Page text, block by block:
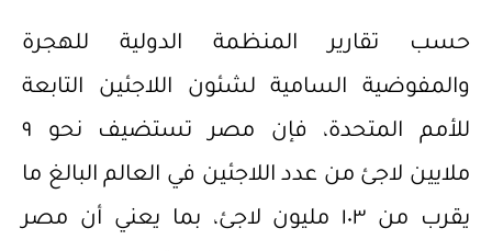
حسب تقارير المنظمة الدولية للهجرة
والمفوضية السامية لشئون اللاجئين التابعة
للأمم المتحدة، فإن مصر تستضيف نحو ٩
ملايين لاجئ من عدد اللاجئين في العالم البالغ ما
يقرب من ١٠٣ مليون لاجئ، بما يعني أن مصر